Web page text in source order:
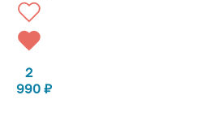
2
990 ₽